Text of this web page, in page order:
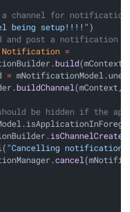
channel for
being setup!!!!" )
and post a notification
Notification =
build
=
buildChannel(mContext,
be hidden if the
isChannelCreated
( "Cancelling notifications
cancel